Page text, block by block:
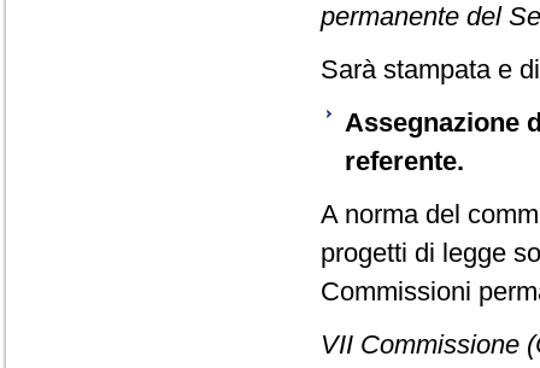
permanente del
Sarà stampata e
Assegnazione
referente.
A norma del
progetti di legge
Commissioni
VII Commissione